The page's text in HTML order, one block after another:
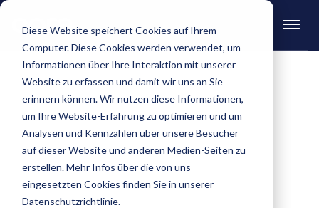
Diese Website speichert Cookies auf Ihrem
Computer. Diese Cookies werden verwendet, um
Informationen über Ihre Interaktion mit unserer
Website zu erfassen und damit wir uns an Sie
erinnern können. Wir nutzen diese Informationen,
um Ihre Website-Erfahrung zu optimieren und um
Analysen und Kennzahlen über unsere Besucher
auf dieser Website und anderen Medien-Seiten zu
erstellen. Mehr Infos über die von uns
eingesetzten Cookies finden Sie in unserer
Datenschutzrichtlinie.
Unser Engagement für die Nachhaltigkeit
Nachhaltigkeit ist für uns mehr als ein Trend. Sie
ist fester Bestandteil unserer
Unternehmenswerte und prägt unser tägliches